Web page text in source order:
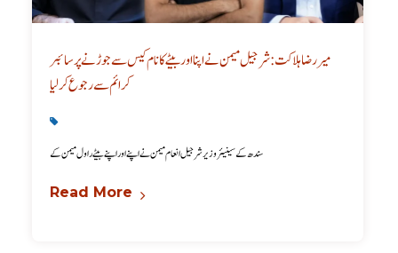
میر رضا ہلاکت: شرجیل میمن نے اپنا اور بیٹے کا نام کیس سے جوڑنے پر سائبر
کرائم سے رجوع کرلیا
سندھ کے سینیئر وزیر شرجیل انعام میمن نے اپنے اور اپنے بیٹے راول میمن کے
Read More